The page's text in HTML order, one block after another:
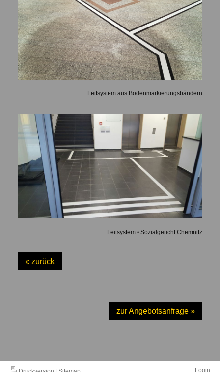
Leitsystem aus Bodenmarkierungsbändern
Leitsystem • Sozialgericht Chemnitz
« zurück
zur Angebotsanfrage »
Druckversion | Sitemap Login